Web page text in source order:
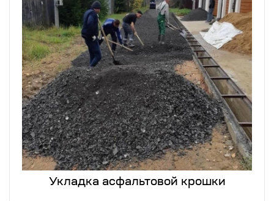
Укладка асфальтовой крошки